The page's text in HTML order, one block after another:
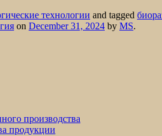
технологии and tagged
on December 31, 2024 by MS.
производства
продукции